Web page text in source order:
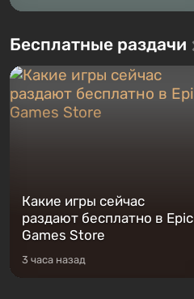
Бесплатные раздачи
Какие игры сейчас
раздают бесплатно в Epic
Games Store
3 часа назад